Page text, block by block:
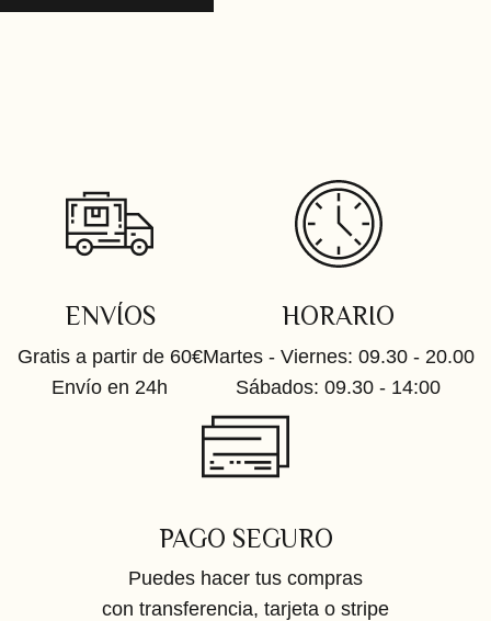
ENVÍOS
Gratis a partir de 60€
Envío en 24h
HORARIO
Martes - Viernes: 09.30 - 20.00
Sábados: 09.30 - 14:00
PAGO SEGURO
Puedes hacer tus compras
con transferencia, tarjeta o stripe